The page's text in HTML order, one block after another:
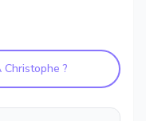
Christophe ?